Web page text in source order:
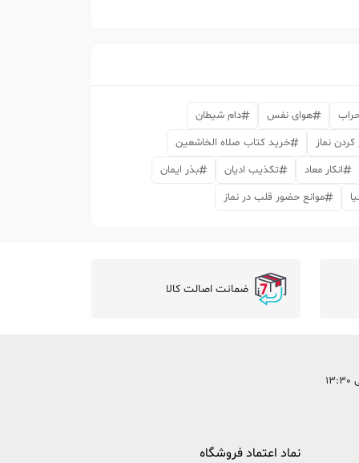
هوای نفس
دام شیطان
نماز
خرید کتاب صلاه الخاشعین
انکار معاد تکذیب ادیان
بذر ایمان
موانع حضور قلب در نماز
ضمانت اصالت کالا
نماد اعتماد فروشگاه